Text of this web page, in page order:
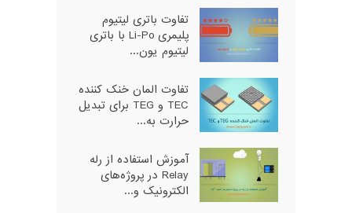
تفاوت باتری لیتیوم
پلیمری Li-Po با باتری
لیتیوم یون...
تفاوت المان خنک کننده
TEC و TEG برای تبدیل
حرارت به...
آموزش استفاده از رله
Relay در پروژه‌های
الکترونیک و...